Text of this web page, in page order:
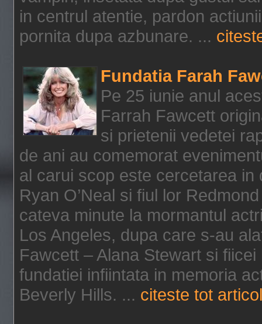
in centrul atentie, pardon
pornita dupa azbunare. ...
Fundatia Farah
Pe 25 iunie anul
Farrah Fawcett
si prietenii vedetei
de ani au comemorat
al carui scop este cercetarea
Ryan O’Neal si fiul lor
cateva minute la mormantul
Los Angeles, dupa care s-au
Fawcett – Alana Stewart si fiicei
fundatiei infiintata in memoria
Beverly Hills. ... citeste tot